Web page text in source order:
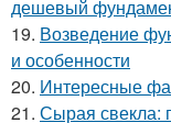
дешевый
19. Возведение
и особенности
20. Интересные
21. Сырая свекла: